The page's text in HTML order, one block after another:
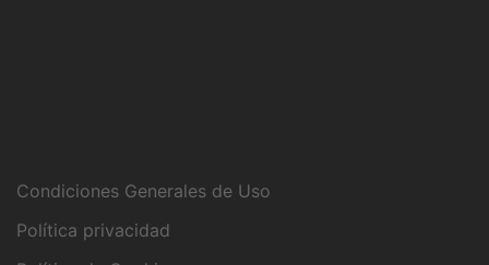
Condiciones Generales de Uso
Política privacidad